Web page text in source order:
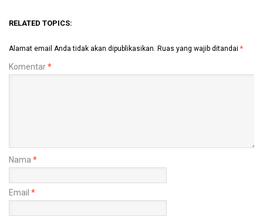
RELATED TOPICS:
Alamat email Anda tidak akan dipublikasikan. Ruas yang wajib ditandai *
Komentar*
Nama *
Email *